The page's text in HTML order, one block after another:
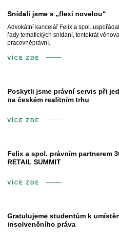
Snídali jsme s „flexi novelou“
Advokátní kancelář Felix a spol.
řady tematických snídaní, tentokrát
pracovněprávní.
VÍCE ZDE
Poskytli jsme právní servis při
na českém realitním trhu
VÍCE ZDE
Felix a spol. právním partnerem
RETAIL SUMMIT
VÍCE ZDE
Gratulujeme studentům k
insolvenčního práva